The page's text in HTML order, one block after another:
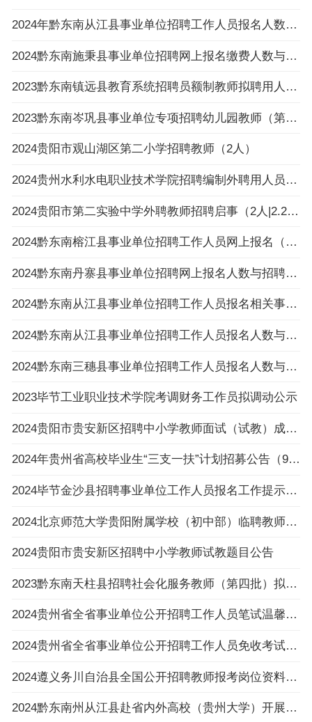
2024年黔东南从江县事业单位招聘工作人员报名人数与招聘岗位计划人数达不到3：1比例岗位（
2024黔东南施秉县事业单位招聘网上报名缴费人数与招聘计划数不足3:1比例岗位一览表（截止
2023黔东南镇远县教育系统招聘员额制教师拟聘用人员公示（第八批）
2023黔东南岑巩县事业单位专项招聘幼儿园教师（第一批）拟聘用人员公示
2024贵阳市观山湖区第二小学招聘教师（2人）
2024贵州水利水电职业技术学院招聘编制外聘用人员面试名单公告
2024贵阳市第二实验中学外聘教师招聘启事（2人|2.26-3.4报名）
2024黔东南榕江县事业单位招聘工作人员网上报名（以缴费为准）不足3:1比例岗位一览表（截止
2024黔东南丹寨县事业单位招聘网上报名人数与招聘岗位计划人数达不到3:1比例岗位公示
2024黔东南从江县事业单位招聘工作人员报名相关事项温馨提示
2024黔东南从江县事业单位招聘工作人员报名人数与招聘岗位计划人数达不到3：1比例岗位（以
2024黔东南三穗县事业单位招聘工作人员报名人数与招聘岗位计划人数达不到3:1比例的岗位公布
2023毕节工业职业技术学院考调财务工作员拟调动公示
2024贵阳市贵安新区招聘中小学教师面试（试教）成绩、总成绩及进入体检人员名单及体检相关
2024年贵州省高校毕业生“三支一扶”计划招募公告（992人|3.6-3.8报名|3.30笔试）
2024毕节金沙县招聘事业单位工作人员报名工作提示的公告
2024北京师范大学贵阳附属学校（初中部）临聘教师招聘公告（4人|2.23-2.29报名）
2024贵阳市贵安新区招聘中小学教师试教题目公告
2023黔东南天柱县招聘社会化服务教师（第四批）拟录用人员名单公示
2024贵州省全省事业单位公开招聘工作人员笔试温馨提示
2024贵州省全省事业单位公开招聘工作人员免收考试费申请提交流程
2024遵义务川自治县全国公开招聘教师报考岗位资料原件审核及体检通知（2.27体检）
2024黔东南州从江县赴省内外高校（贵州大学）开展事业单位人才引进活动（教育类、综合类）